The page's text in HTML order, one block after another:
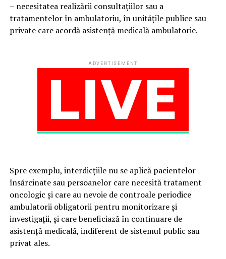
– necesitatea realizării consultațiilor sau a
tratamentelor în ambulatoriu, în unitățile publice sau
private care acordă asistență medicală ambulatorie.
ADVERTISEMENT
Spre exemplu, interdicțiile nu se aplică pacientelor
însărcinate sau persoanelor care necesită tratament
oncologic și care au nevoie de controale periodice
ambulatorii obligatorii pentru monitorizare și
investigații, și care beneficiază în continuare de
asistență medicală, indiferent de sistemul public sau
privat ales.